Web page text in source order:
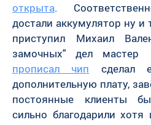
открыта.
достали аккумулятор ну
приступил Михаил
замочных" дел мастер
прописал чип сделал
дополнительную плату,
постоянные клиенты
сильно благодарили